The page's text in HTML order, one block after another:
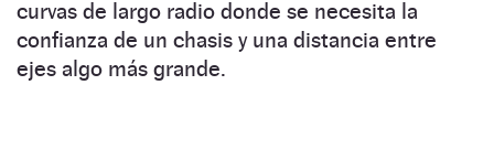
curvas de largo radio donde se necesita la
confianza de un chasis y una distancia entre
ejes algo más grande.